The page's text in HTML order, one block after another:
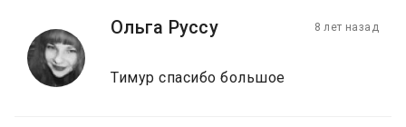
Ольга Руссу 8 лет назад
Тимур спасибо большое